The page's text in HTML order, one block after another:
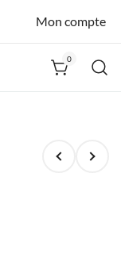
Mon compte
0